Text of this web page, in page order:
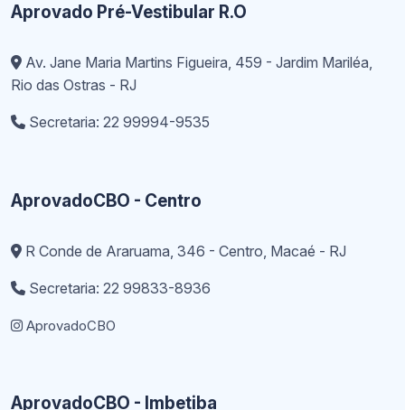
Aprovado Pré-Vestibular R.O
Av. Jane Maria Martins Figueira, 459 - Jardim Mariléa,
Rio das Ostras - RJ
Secretaria: 22 99994-9535
AprovadoCBO - Centro
R Conde de Araruama, 346 - Centro, Macaé - RJ
Secretaria: 22 99833-8936
AprovadoCBO
AprovadoCBO - Imbetiba